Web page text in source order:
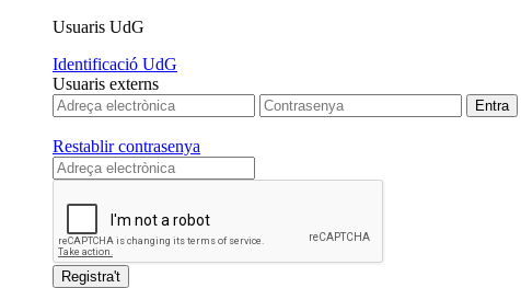
Usuaris UdG
Identificació UdG
Usuaris externs
Restablir contrasenya